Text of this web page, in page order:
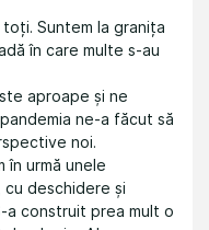
Suntem la granița
în care multe s-au
aproape și ne
ne-a făcut să
noi.
în urmă unele
cu deschidere și
a construit prea mult o